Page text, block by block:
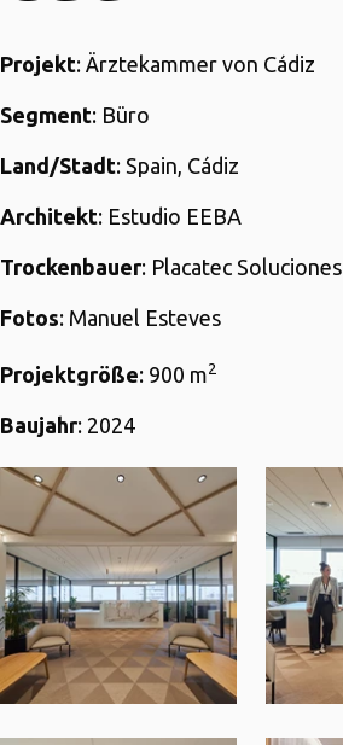
Projekt: Ärztekammer von Cádiz
Segment: Büro
Land/Stadt: Spain, Cádiz
Architekt: Estudio EEBA
Trockenbauer: Placatec Soluciones
Fotos: Manuel Esteves
Projektgröße: 900 m2
Baujahr: 2024